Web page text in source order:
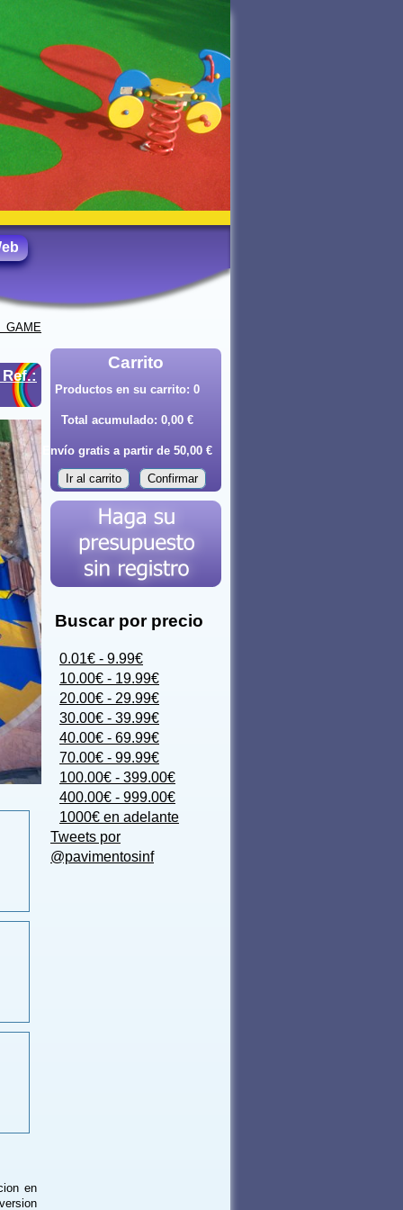
GAME
Ref.:
en
Carrito
Productos en su carrito: 0
Total acumulado: 0,00 €
Envío gratis a partir de 50,00 €
Ir al carrito Confirmar
Buscar por precio
0.01€ - 9.99€
10.00€ - 19.99€
20.00€ - 29.99€
30.00€ - 39.99€
40.00€ - 69.99€
70.00€ - 99.99€
100.00€ - 399.00€
400.00€ - 999.00€
1000€ en adelante
Tweets por
@pavimentosinf